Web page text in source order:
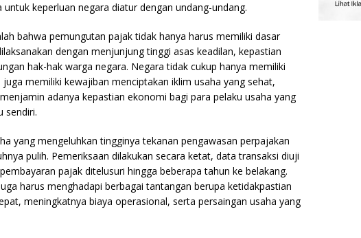
keperluan negara diatur dengan undang-undang.
bahwa pemungutan pajak tidak hanya harus memiliki dasar
dengan menjunjung tinggi asas keadilan, kepastian
hak-hak warga negara. Negara tidak cukup hanya memiliki
memiliki kewajiban menciptakan iklim usaha yang sehat,
adanya kepastian ekonomi bagi para pelaku usaha yang
sendiri.
yang mengeluhkan tingginya tekanan pengawasan perpajakan
pulih. Pemeriksaan dilakukan secara ketat, data transaksi diuji
pajak ditelusuri hingga beberapa tahun ke belakang.
harus menghadapi berbagai tantangan berupa ketidakpastian
meningkatnya biaya operasional, serta persaingan usaha yang